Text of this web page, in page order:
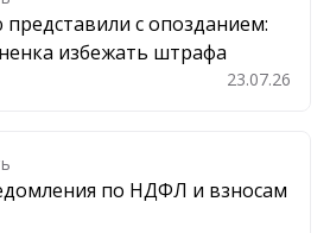
с опозданием:
избежать штрафа
23.07.26
по НДФЛ и взносам